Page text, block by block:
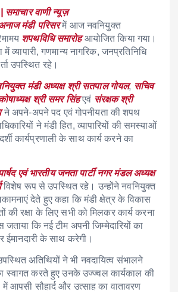
समाचार वाणी न्यूज़
मंडी परिसरमें आज नवनियुक्त
शपथविधि समारोहआयोजित किया गया।
व्यापारी, गणमान्य नागरिक, जनप्रतिनिधि
उपस्थित रहे।
मंडी अध्यक्ष श्री सतपाल गोयल, सचिव
श्री समर सिंहएवं संरक्षक श्री
ने अपने-अपने पद एवं गोपनीयता की शपथ
ने मंडी हित, व्यापारियों की समस्याओं
कार्यप्रणाली के साथ कार्य करने का
एवं भारतीय जनता पार्टी नगर मंडल अध्यक्ष
विशेष रूप से उपस्थित रहे। उन्होंने नवनियुक्त
देते हुए कहा कि मंडी क्षेत्र के विकास
की रक्षा के लिए सभी को मिलकर कार्य करना
जताया कि नई टीम अपनी जिम्मेदारियों का
ईमानदारी के साथ करेगी।
अतिथियों ने भी नवदायित्व संभालने
स्वागत करते हुए उनके उज्ज्वल कार्यकाल की
आपसी सौहार्द और उत्साह का वातावरण